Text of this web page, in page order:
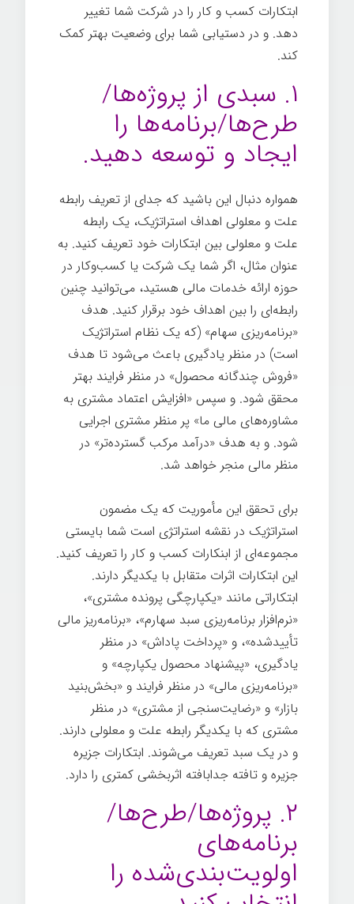
ابتکارات کسب و کار را در شرکت شما تغییر
دهد. و در دستیابی شما برای وضعیت بهتر کمک
کند.
۱. سبدی از پروژه‌ها/
طرح‌ها/برنامه‌ها را
ایجاد و توسعه دهید.
همواره دنبال این باشید که جدای از تعریف رابطه
علت و معلولی اهداف استراتژیک، یک رابطه
علت و معلولی بین ابتکارات خود تعریف کنید. به
عنوان مثال، اگر شما یک شرکت یا کسب‌وکار در
حوزه ارائه خدمات مالی هستید، می‌توانید چنین
رابطه‌ای را بین اهداف خود برقرار کنید. هدف
«برنامه‌ریزی سهام» (که یک نظام استراتژیک
است) در منظر یادگیری باعث می‌شود تا هدف
«فروش چندگانه محصول» در منظر فرایند بهتر
محقق شود. و سپس «افزایش اعتماد مشتری به
مشاوره‌های مالی ما» پر منظر مشتری اجرایی
شود. و به هدف «درآمد مرکب گسترده‌تر» در
منظر مالی منجر خواهد شد.
برای تحقق این مأموریت که یک مضمون
استراتژیک در نقشه استراتژی است شما بایستی
مجموعه‌ای از ابنکارات کسب و کار را تعریف کنید.
این ابتکارات اثرات متقابل با یکدیگر دارند.
ابتکاراتی مانند «یکپارچگی پرونده مشتری»،
«نرم‌افزار برنامه‌ریزی سبد سهارم»، «برنامه‌ریز مالی
تأییدشده»، و «پرداخت پاداش» در منظر
یادگیری، «پیشنهاد محصول یکپارچه» و
«برنامه‌ریزی مالی» در منظر فرایند و «بخش‌بنید
بازار» و «رضایت‌سنجی از مشتری» در منظر
مشتری که با یکدیگر رابطه علت و معلولی دارند.
و در یک سبد تعریف می‌شوند. ابتکارات جزیره
جزیره و تافته جدابافته اثربخشی کمتری را دارد.
۲. پروژه‌ها/طرح‌ها/
برنامه‌های
اولویت‌بندی‌شده را